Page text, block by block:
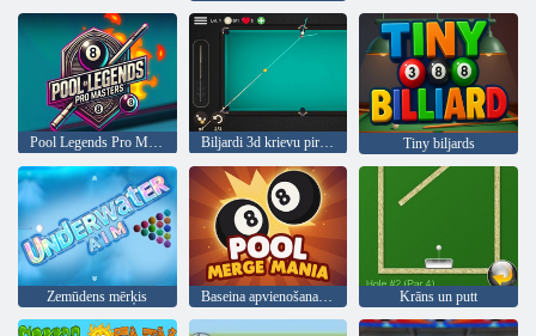
Pool Legends Pro Masters Biljardi 3d krievu piramīda Tiny biljards
Zemūdens mērķis Baseina apvienošana mānija Krāns un putt